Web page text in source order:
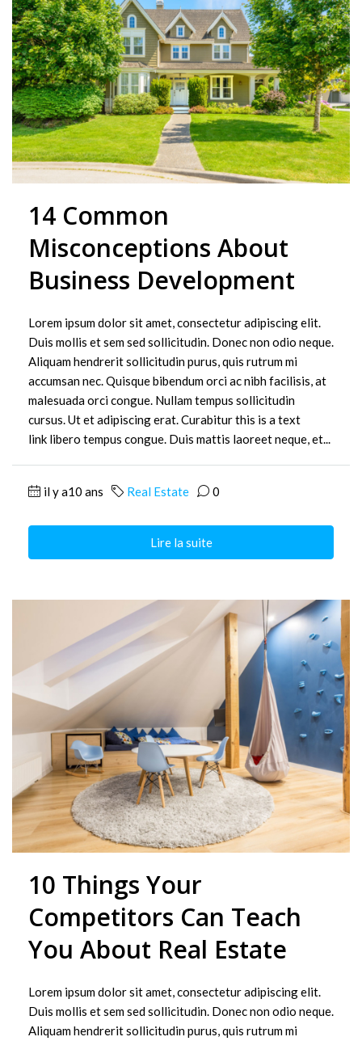
14 Common
Misconceptions About
Business Development
Lorem ipsum dolor sit amet, consectetur adipiscing elit.
Duis mollis et sem sed sollicitudin. Donec non odio neque.
Aliquam hendrerit sollicitudin purus, quis rutrum mi
accumsan nec. Quisque bibendum orci ac nibh facilisis, at
malesuada orci congue. Nullam tempus sollicitudin
cursus. Ut et adipiscing erat. Curabitur this is a text
link libero tempus congue. Duis mattis laoreet neque, et...
il y a10 ans Real Estate 0
Lire la suite
10 Things Your
Competitors Can Teach
You About Real Estate
Lorem ipsum dolor sit amet, consectetur adipiscing elit.
Duis mollis et sem sed sollicitudin. Donec non odio neque.
Aliquam hendrerit sollicitudin purus, quis rutrum mi